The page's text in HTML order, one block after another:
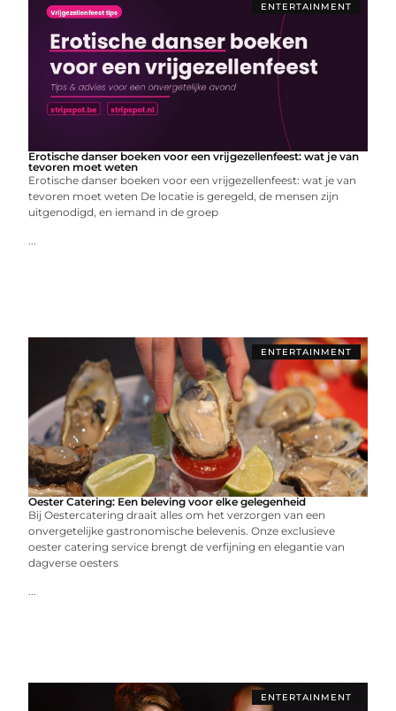
ENTERTAINMENT
Erotische danser boeken voor een vrijgezellenfeest: wat je van
tevoren moet weten
Erotische danser boeken voor een vrijgezellenfeest: wat je van
tevoren moet weten De locatie is geregeld, de mensen zijn
uitgenodigd, en iemand in de groep
...
ENTERTAINMENT
Oester Catering: Een beleving voor elke gelegenheid
Bij Oestercatering draait alles om het verzorgen van een
onvergetelijke gastronomische belevenis. Onze exclusieve
oester catering service brengt de verfijning en elegantie van
dagverse oesters
...
ENTERTAINMENT